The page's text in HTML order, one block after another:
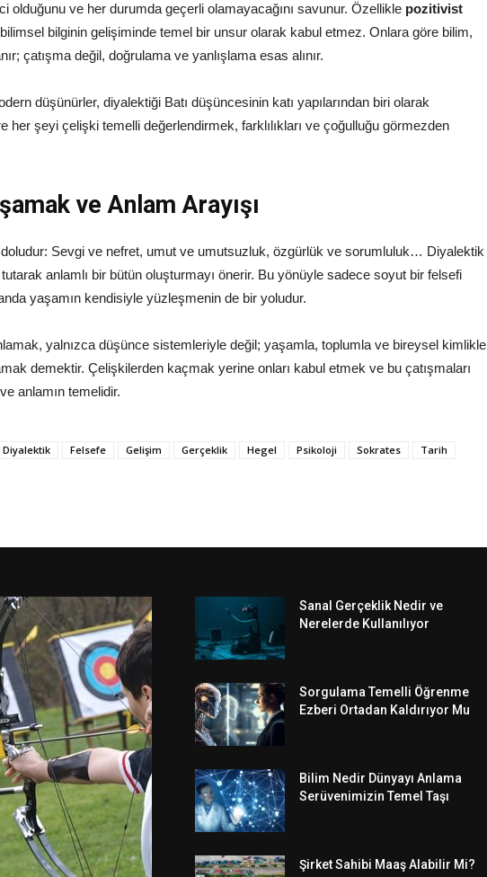
olduğunu ve her durumda geçerli olamayacağını savunur. Özellikle pozitivist
bilginin gelişiminde temel bir unsur olarak kabul etmez. Onlara göre bilim,
çatışma değil, doğrulama ve yanlışlama esas alınır.
düşünürler, diyalektiği Batı düşüncesinin katı yapılarından biri olarak
her şeyi çelişki temelli değerlendirmek, farklılıkları ve çoğulluğu görmezden
ve Anlam Arayışı
doludur: Sevgi ve nefret, umut ve umutsuzluk, özgürlük ve sorumluluk… Diyalektik
tutarak anlamlı bir bütün oluşturmayı önerir. Bu yönüyle sadece soyut bir felsefi
yaşamın kendisiyle yüzleşmenin de bir yoludur.
yalnızca düşünce sistemleriyle değil; yaşamla, toplumla ve bireysel kimlikle
demektir. Çelişkilerden kaçmak yerine onları kabul etmek ve bu çatışmaları
anlamın temelidir.
Diyalektik Felsefe Gelişim Gerçeklik Hegel Psikoloji Sokrates
Tarih
Sanal Gerçeklik Nedir ve
Nerelerde Kullanılıyor
Sorgulama Temelli Öğrenme
Ezberi Ortadan Kaldırıyor Mu
Bilim Nedir Dünyayı Anlama
Serüvenimizin Temel Taşı
Şirket Sahibi Maaş Alabilir Mi?